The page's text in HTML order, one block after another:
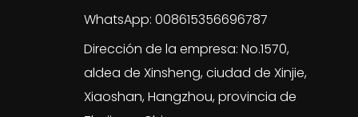
WhatsApp: 008615356696787
Dirección de la empresa: No.1570,
aldea de Xinsheng, ciudad de Xinjie,
Xiaoshan, Hangzhou, provincia de